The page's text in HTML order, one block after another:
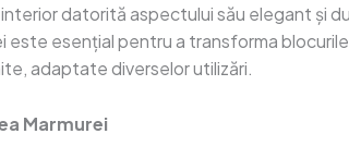
datorită aspectului său elegant și
este esențial pentru a transforma
adaptate diverselor utilizări.
Marmurei